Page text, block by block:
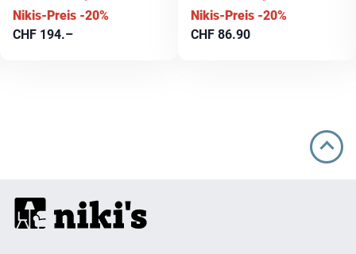
Nikis-Preis -20%
CHF 194.–
Nikis-Preis -20%
CHF 86.90